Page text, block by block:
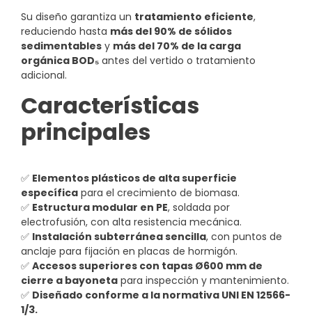
Su diseño garantiza un tratamiento eficiente,
reduciendo hasta más del 90% de sólidos
sedimentables y más del 70% de la carga
orgánica BOD₅ antes del vertido o tratamiento
adicional.
Características
principales
✅ Elementos plásticos de alta superficie
específica para el crecimiento de biomasa.
✅ Estructura modular en PE, soldada por
electrofusión, con alta resistencia mecánica.
✅ Instalación subterránea sencilla, con puntos de
anclaje para fijación en placas de hormigón.
✅ Accesos superiores con tapas Ø600 mm de
cierre a bayoneta para inspección y mantenimiento.
✅ Diseñado conforme a la normativa UNI EN 12566-
1/3.